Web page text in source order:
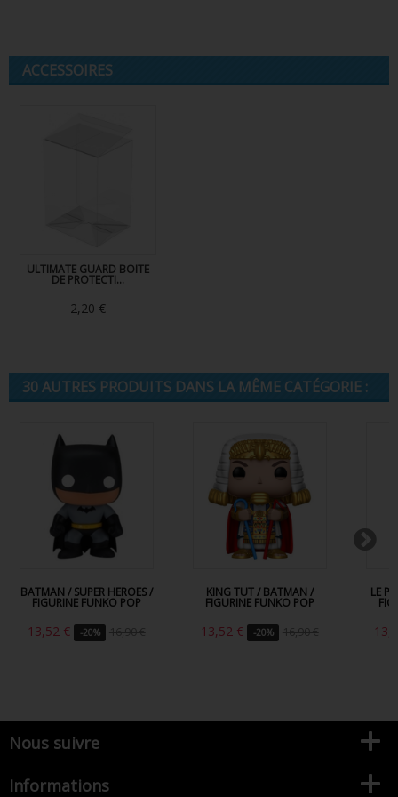
ACCESSOIRES
ULTIMATE GUARD BOITE
DE PROTECTI...
2,20 €
30 AUTRES PRODUITS DANS LA MÊME CATÉGORIE :
BATMAN / SUPER HEROES /
FIGURINE FUNKO POP
13,52 € -20% 16,90 €
KING TUT / BATMAN /
FIGURINE FUNKO POP
13,52 € -20% 16,90 €
LE
Nous suivre
Informations